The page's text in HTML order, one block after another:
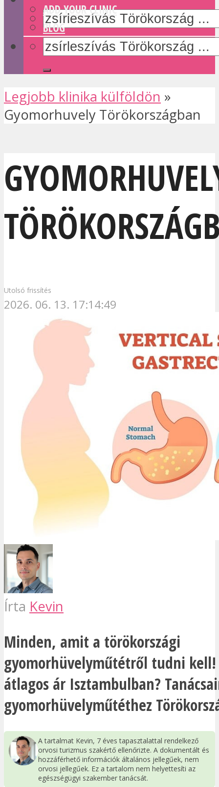
ADD YOUR CLINIC
BLOG
Legjobb klinika külföldön »
Gyomorhuvely Törökországban
Utolsó frissítés
2026. 06. 13. 17:14:49
Írta Kevin
Minden, amit a törökországi
gyomorhüvelyműtétről tudni kell!
átlagos ár Isztambulban?
gyomorhüvelyműtéthez
A tartalmat Kevin, 7 éves tapasztalattal rendelkező
orvosi turizmus szakértő ellenőrizte. A dokumentált és
hozzáférhető információk általános jellegűek, nem
orvosi jellegűek. Ez a tartalom nem helyettesíti az
egészségügyi szakember tanácsát.